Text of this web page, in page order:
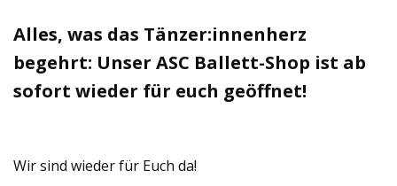
Alles, was das Tänzer:innenherz
begehrt: Unser ASC Ballett-Shop ist ab
sofort wieder für euch geöffnet!
Wir sind wieder für Euch da!